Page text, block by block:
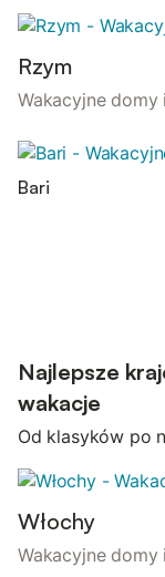
Rzym
Wakacyjne
Bari
Najlepsze
wakacje
Od klasyków po
Włochy
Wakacyjne